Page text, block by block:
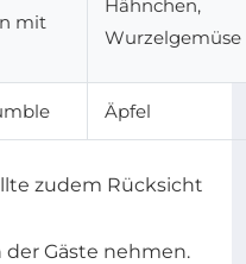
mit
Hähnchen,
Wurzelgemüse
Äpfel
zudem Rücksicht
Gäste nehmen.